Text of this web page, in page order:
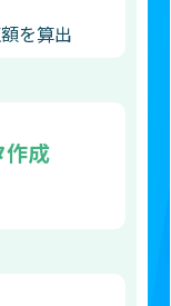
を算出
作成